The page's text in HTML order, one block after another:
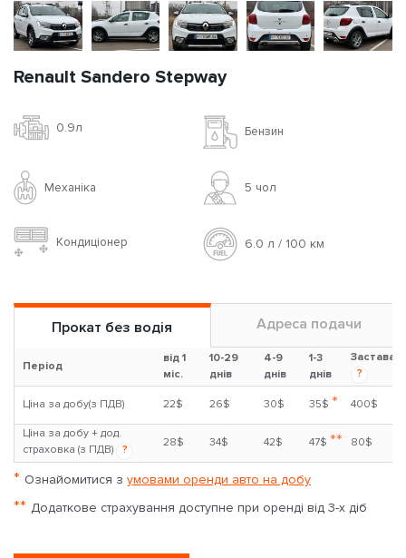
Renault Sandero Stepway
0.9л Бензин
Механіка 5 чoл
Кондиціонер 6.0 л / 100 км
Прокат без водія Адреса подачи
Період
від 1
міс.
10-29
днів
4-9
днів
1-3
днів
Застава
?
Ціна за добу(з ПДВ) 22$ 26$ 30$ 35$ * 400$
Ціна за добу + дод.
страховка (з ПДВ)
?
28$ 34$ 42$ 47$ ** 80$
* Ознайомитися з умовами оренди авто на добу
** Додаткове страхування доступне при оренді від 3-х діб